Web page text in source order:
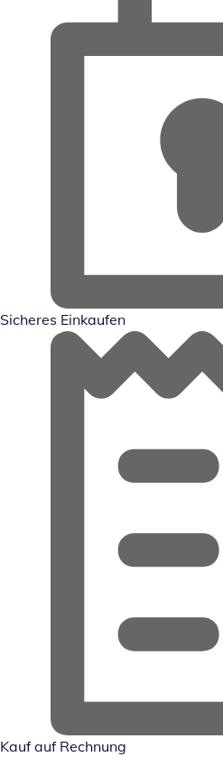
Sicheres Einkaufen
Kauf auf Rechnung